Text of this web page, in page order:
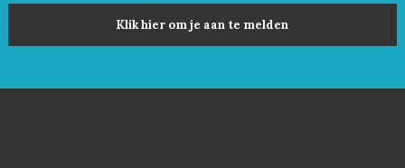
Klik hier om je aan te melden